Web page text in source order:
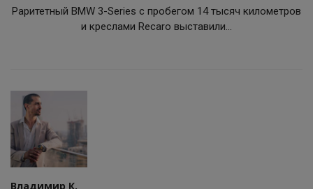
Раритетный BMW 3-Series с пробегом 14 тысяч километров
и креслами Recaro выставили...
Владимир К.